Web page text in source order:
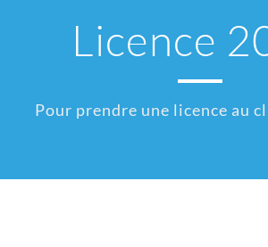
Licence
Pour prendre une licence au